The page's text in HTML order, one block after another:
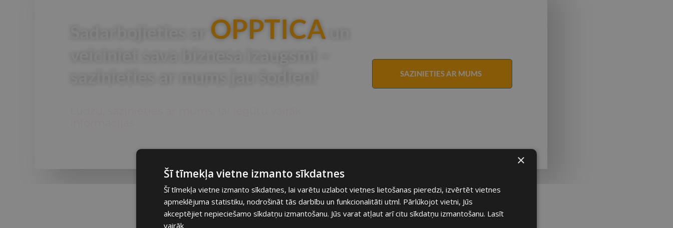
OPPTICA
SAZINIETIES AR MUMS
ONE WOLF
×
Šī tīmekļa vietne izmanto sīkdatnes
Šī tīmekļa vietne izmanto sīkdatnes, lai varētu uzlabot vietnes lietošanas pieredzi, izvērtēt vietnes
apmeklējuma statistiku, nodrošināt tās darbību un funkcionalitāti utml. Pārlūkojot vietni, Jūs
akceptējiet nepieciešamo sīkdatņu izmantošanu. Jūs varat atļaut arī citu sīkdatņu izmantošanu. Lasīt
vairāk